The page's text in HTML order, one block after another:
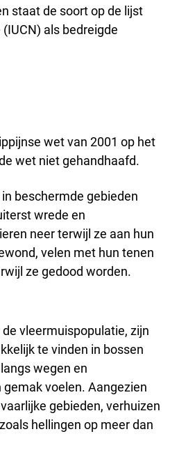
staat de soort op de lijst
als bedreigde
wet van 2001 op het
wet niet gehandhaafd.
beschermde gebieden
wrede en
neer terwijl ze aan hun
velen met hun tenen
ze gedood worden.
vleermuispopulatie, zijn
te vinden in bossen
wegen en
voelen. Aangezien
gebieden, verhuizen
hellingen op meer dan